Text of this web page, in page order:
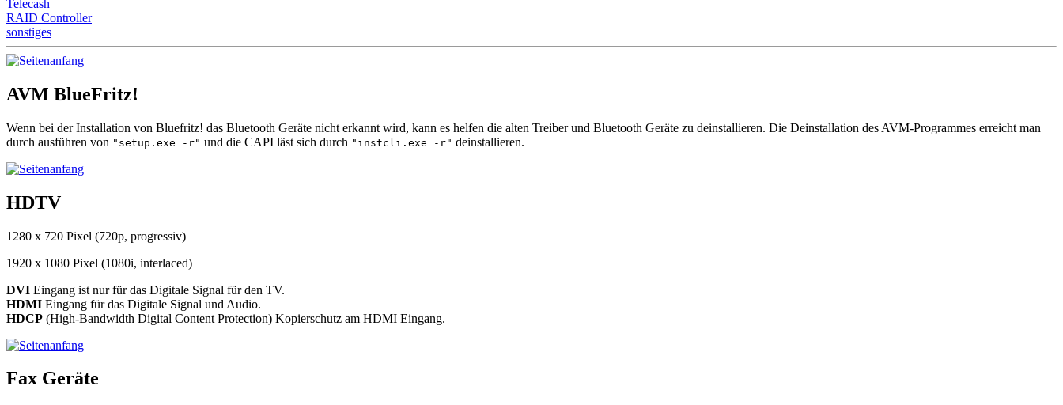
Telecash
RAID Controller
sonstiges
AVM BlueFritz!
Wenn bei der Installation von Bluefritz! das Bluetooth Geräte nicht erkannt wird, kann es helfen die alten Treiber und Bluetooth Geräte zu deinstallieren. Die Deinstallation des AVM-Programmes erreicht man
durch ausführen von "setup.exe -r" und die CAPI läst sich durch "instcli.exe -r" deinstallieren.
HDTV
1280 x 720 Pixel (720p, progressiv)
1920 x 1080 Pixel (1080i, interlaced)
DVI Eingang ist nur für das Digitale Signal für den TV.
HDMI Eingang für das Digitale Signal und Audio.
HDCP (High-Bandwidth Digital Content Protection) Kopierschutz am HDMI Eingang.
Fax Geräte